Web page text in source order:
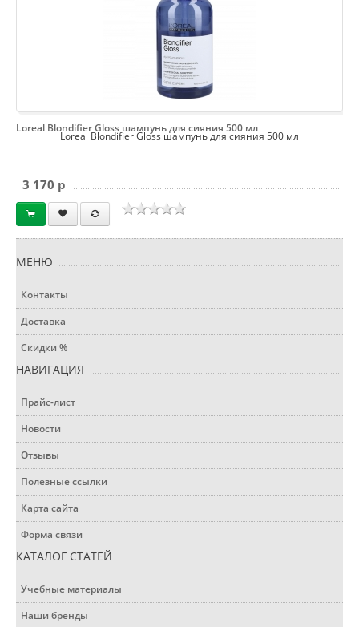
Loreal Blondifier Gloss шампунь для сияния 500 мл
Loreal Blondifier Gloss шампунь для сияния 500 мл
3 170 p
МЕНЮ
Контакты
Доставка
Скидки %
НАВИГАЦИЯ
Прайс-лист
Новости
Отзывы
Полезные ссылки
Карта сайта
Форма связи
КАТАЛОГ СТАТЕЙ
Учебные материалы
Наши бренды